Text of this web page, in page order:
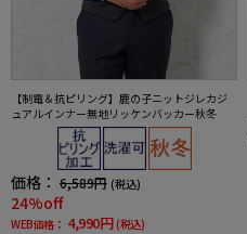
【制電＆抗ピリング】鹿の子ニットジレカジ
ュアルインナー無地リッケンバッカー秋冬
価格： 6,589円 (税込)
24%off
WEB価格： 4,990円 (税込)